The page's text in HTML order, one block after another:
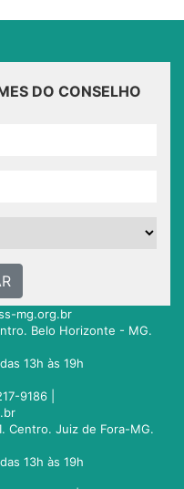
DO CONSELHO
mg.org.br
Belo Horizonte - MG.
13h às 19h
9186 |
Centro. Juiz de Fora-MG.
13h às 19h